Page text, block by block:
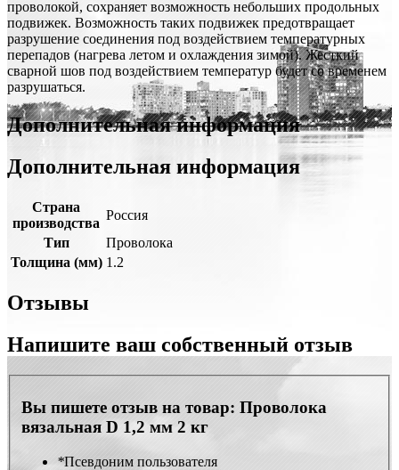
проволокой, сохраняет возможность небольших продольных
подвижек. Возможность таких подвижек предотвращает
разрушение соединения под воздействием температурных
перепадов (нагрева летом и охлаждения зимой). Жесткий
сварной шов под воздействием температур будет со временем
разрушаться.
Дополнительная информация
Дополнительная информация
Страна
производства
Россия
Тип
Проволока
Толщина (мм) 1.2
Отзывы
Напишите ваш собственный отзыв
Вы пишете отзыв на товар: Проволока
вязальная D 1,2 мм 2 кг
*Псевдоним пользователя